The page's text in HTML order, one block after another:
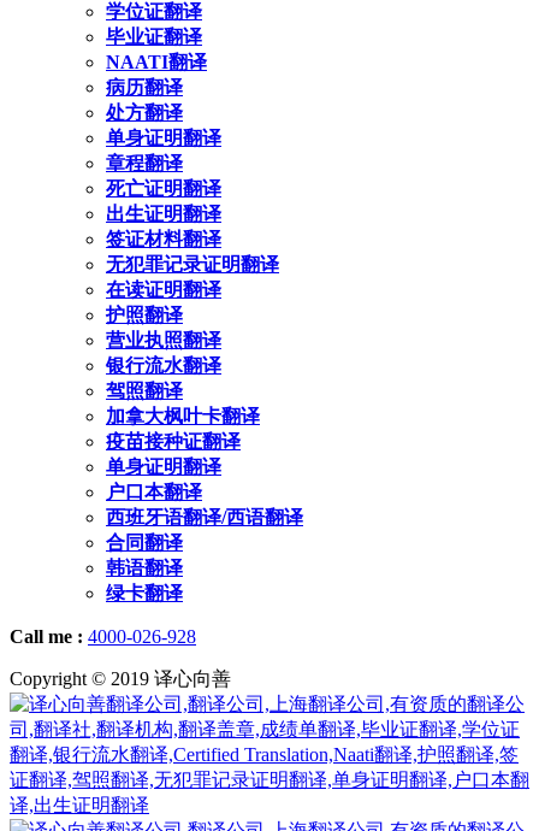
学位证翻译
毕业证翻译
NAATI翻译
病历翻译
处方翻译
单身证明翻译
章程翻译
死亡证明翻译
出生证明翻译
签证材料翻译
无犯罪记录证明翻译
在读证明翻译
护照翻译
营业执照翻译
银行流水翻译
驾照翻译
加拿大枫叶卡翻译
疫苗接种证翻译
单身证明翻译
户口本翻译
西班牙语翻译/西语翻译
合同翻译
韩语翻译
绿卡翻译
Call me : 4000-026-928
Copyright © 2019 译心向善